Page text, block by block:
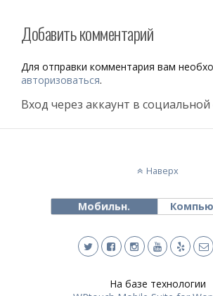
Добавить комментарий
Для отправки комментария вам
авторизоваться.
Вход через аккаунт в социальной
Наверх
Мобильн.
На базе технологии